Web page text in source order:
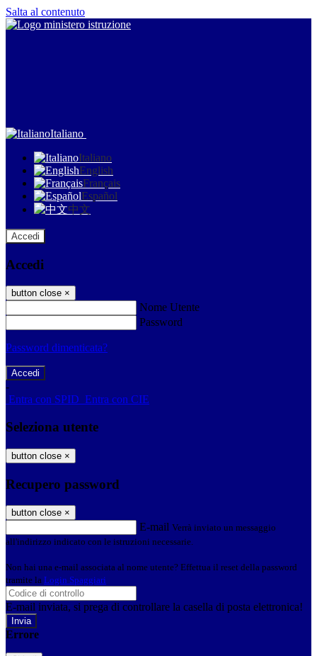
Salta al contenuto
Italiano
Italiano
English
Français
Español
中文
Accedi
Accedi
button close ×
Nome Utente
Password
Password dimenticata?
-
Entra con SPID Entra con CIE
Seleziona utente
button close ×
Recupero password
button close ×
E-mail Verrà inviato un messaggio
all'indirizzo indicato con le istruzioni necessarie.
Non hai una e-mail associata al nome utente? Effettua il reset della password
tramite la Login Spaggiari
E-mail inviata, si prega di controllare la casella di posta elettronica!
Errore